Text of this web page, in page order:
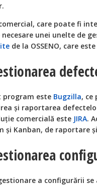
care poate fi
unei unelte de
de la OSSENO, care
program este Bugzilla, ce
şi raportarea
comercială este JIRA.
şi Kanban, de raportare
a configurării